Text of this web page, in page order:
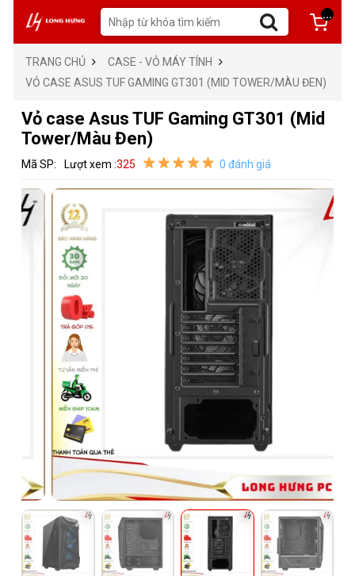
...
TRANG CHỦ
CASE - VỎ MÁY TÍNH
VỎ CASE ASUS TUF GAMING GT301 (MID TOWER/MÀU ĐEN)
Vỏ case Asus TUF Gaming GT301 (Mid
Tower/Màu Đen)
Mã SP: Lượt xem :325 0 đánh giá